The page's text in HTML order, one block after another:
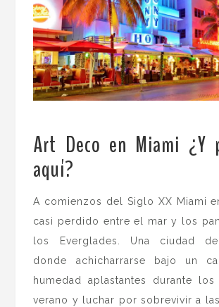
Art Deco en Miami ¿Y
aquí?
A comienzos del Siglo XX Miami
casi perdido entre el mar y los
los Everglades. Una ciudad
donde achicharrarse bajo un
humedad aplastantes durante
verano y luchar por sobrevivir a